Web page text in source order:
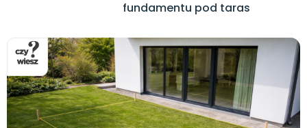
fundamentu pod taras